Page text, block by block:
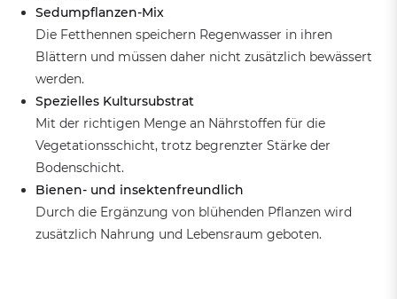
Sedumpflanzen-Mix
Die Fetthennen speichern Regenwasser in ihren
Blättern und müssen daher nicht zusätzlich bewässert
werden.
Spezielles Kultursubstrat
Mit der richtigen Menge an Nährstoffen für die
Vegetationsschicht, trotz begrenzter Stärke der
Bodenschicht.
Bienen- und insektenfreundlich
Durch die Ergänzung von blühenden Pflanzen wird
zusätzlich Nahrung und Lebensraum geboten.